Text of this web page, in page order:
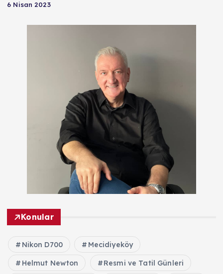
6 Nisan 2023
Konular
Nikon D700 Mecidiyeköy
Helmut Newton Resmi ve Tatil Günleri